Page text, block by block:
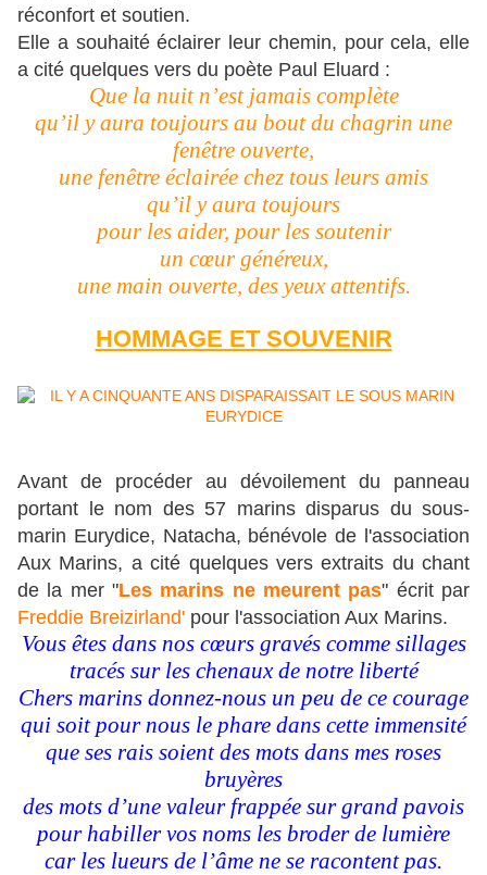
réconfort et soutien.
Elle a souhaité éclairer leur chemin, pour cela, elle
a cité quelques vers du poète Paul Eluard :
Que la nuit n’est jamais complète
qu’il y aura toujours au bout du chagrin une
fenêtre ouverte,
une fenêtre éclairée chez tous leurs amis
qu’il y aura toujours
pour les aider, pour les soutenir
un cœur généreux,
une main ouverte, des yeux attentifs.
HOMMAGE ET SOUVENIR
Avant de procéder au dévoilement du panneau
portant le nom des 57 marins disparus du sous-
marin Eurydice, Natacha, bénévole de l'association
Aux Marins, a cité quelques vers extraits du chant
de la mer "Les marins ne meurent pas" écrit par
Freddie Breizirland' pour l'association Aux Marins.
Vous êtes dans nos cœurs gravés comme sillages
tracés sur les chenaux de notre liberté
Chers marins donnez-nous un peu de ce courage
qui soit pour nous le phare dans cette immensité
que ses rais soient des mots dans mes roses
bruyères
des mots d’une valeur frappée sur grand pavois
pour habiller vos noms les broder de lumière
car les lueurs de l’âme ne se racontent pas.